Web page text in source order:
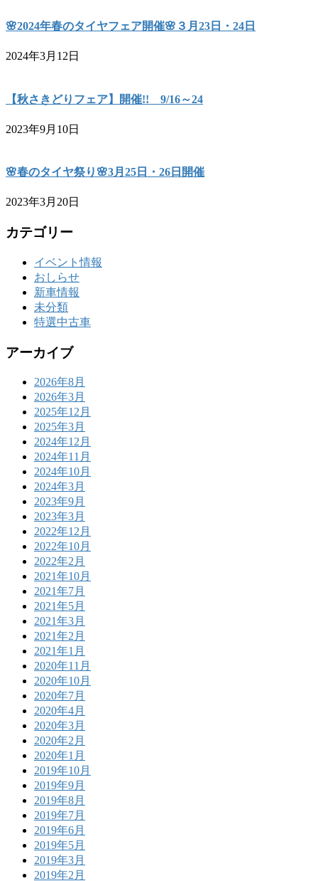
🌸2024年春のタイヤフェア開催🌸３月23日・24日
2024年3月12日
【秋さきどりフェア】開催!! 9/16～24
2023年9月10日
🌸春のタイヤ祭り🌸3月25日・26日開催
2023年3月20日
カテゴリー
イベント情報
おしらせ
新車情報
未分類
特選中古車
アーカイブ
2026年8月
2026年3月
2025年12月
2025年3月
2024年12月
2024年11月
2024年10月
2024年3月
2023年9月
2023年3月
2022年12月
2022年10月
2022年2月
2021年10月
2021年7月
2021年5月
2021年3月
2021年2月
2021年1月
2020年11月
2020年10月
2020年7月
2020年4月
2020年3月
2020年2月
2020年1月
2019年10月
2019年9月
2019年8月
2019年7月
2019年6月
2019年5月
2019年3月
2019年2月